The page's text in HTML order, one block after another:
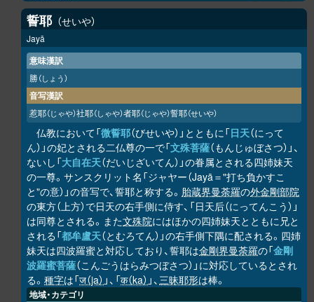
誓耶 せいや
Jayā
意味漢訳
勝（しょう）
音写漢訳
惹耶（じゃや）社耶（しゃや）者耶（じゃや）誓耶（せいや）
仏教において「微誓耶（びせいや）」とともに「日天（にって
ん）」の妃とされる二仏尊の一で「文殊菩薩（もんじゅぼさつ）」、
ないし「大自在天（だいじざいてん）」の眷属とされる四姉妹天
の一尊。サンスクリット名「ジャヤー（Jayā＝"打ち負かすこ
と"の意）」の音写で、誓耶と称する。 胎蔵界曼荼羅の外金剛部院
の東方（上方）で日天の右手側に侍す、「日天后（にってんこう）」
は同尊とされる。また文殊院にはほかの四姉妹天とともに兄と
される「都牟盧天（とむろてん）」の右手側下隅に配される。四姉
妹天は四波羅蜜と対応しており、誓耶は金剛界曼荼羅の「金剛
波羅蜜菩薩（こんごうはらみつぼさつ）」に対応しているとされ
る。 種字は「ज（ja） 」、「क（ka） 」、三昧耶形は棒。
地域・カテゴリ